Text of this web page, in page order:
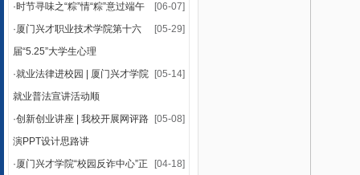
[06-07]
·时节寻味之“粽”情“粽”意过端午
[05-29]
·厦门兴才职业技术学院第十六
届“5.25”大学生心理
[05-14]
·就业法律进校园 | 厦门兴才学院
就业普法宣讲活动顺
[05-08]
·创新创业讲座 | 我校开展网评路
演PPT设计思路讲
[04-18]
·厦门兴才学院“校园反诈中心”正